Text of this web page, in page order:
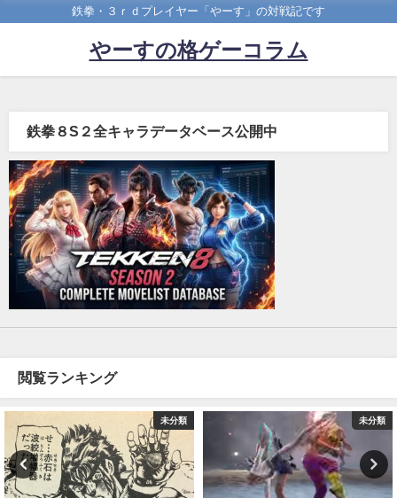
鉄拳・３ｒｄプレイヤー「やーす」の対戦記です
やーすの格ゲーコラム
鉄拳８S２全キャラデータベース公開中
閲覧ランキング
未分類 未分類